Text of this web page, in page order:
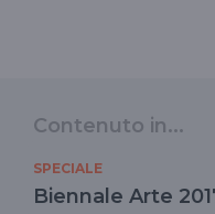
Contenuto in...
SPECIALE
Biennale Arte